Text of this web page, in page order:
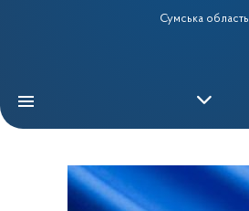
Сумська область